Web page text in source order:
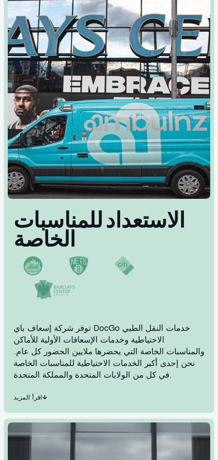
الاستعداد للمناسبات
الخاصة
توفر شركة إسعاف باي DocGo خدمات النقل الطبي
الاحتياطية وخدمات الإسعافات الأولية للأماكن
والمناسبات الخاصة التي يحضرها ملايين الحضور كل عام.
نحن إحدى أكبر الخدمات الاحتياطية للمناسبات الخاصة
في كل من الولايات المتحدة والمملكة المتحدة.
اقرأ المزيد